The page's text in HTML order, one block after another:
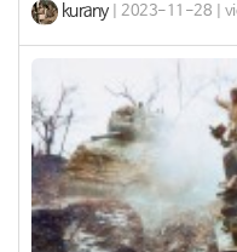
kurany| 2023-11-28 |